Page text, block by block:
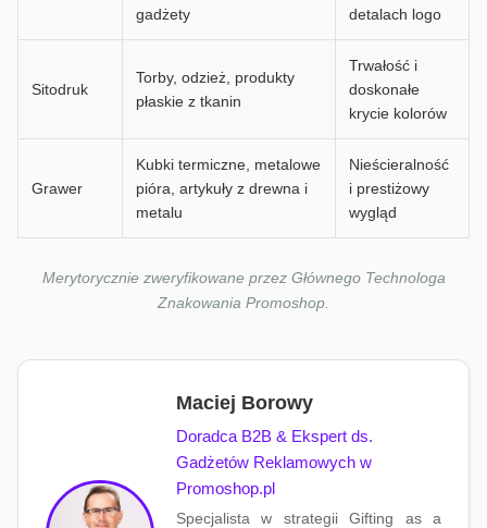
gadżety
detalach logo
Sitodruk
Torby, odzież, produkty
płaskie z tkanin
Trwałość i
doskonałe
krycie kolorów
Grawer
Kubki termiczne, metalowe
pióra, artykuły z drewna i
metalu
Nieścieralność
i prestiżowy
wygląd
Merytorycznie zweryfikowane przez Głównego Technologa
Znakowania Promoshop.
Maciej Borowy
Doradca B2B & Ekspert ds.
Gadżetów Reklamowych w
Promoshop.pl
Specjalista w strategii Gifting as a